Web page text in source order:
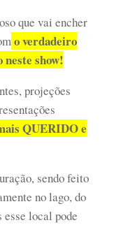
que vai encher
o verdadeiro
show!
projeções
QUERIDO e
sendo feito
no lago, do
esse local pode